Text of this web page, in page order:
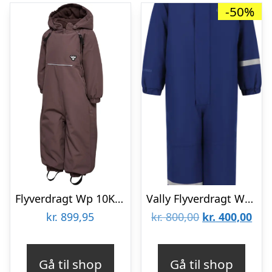
Flyverdragt Wp 10K – 8029 – 98
kr. 899,95
Gå til shop
-50%
Vally Flyverdragt W-PRO 10000 – Bellwether Blue – 98-104
kr.800,00 Den
kr. 400,00Den
Gå til shop